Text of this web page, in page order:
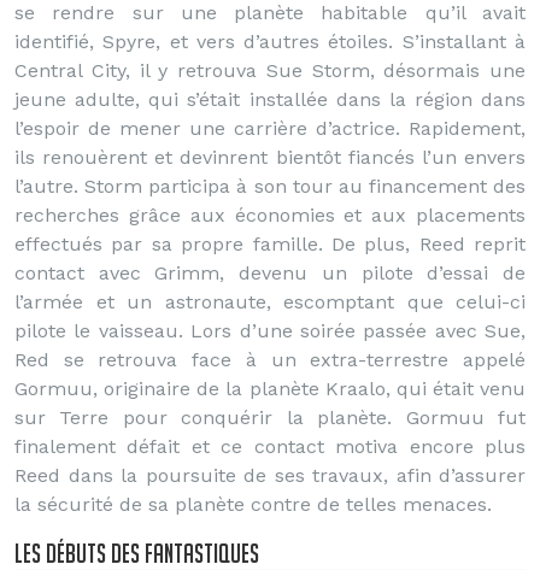
se rendre sur une planète habitable qu’il avait
identifié, Spyre, et vers d’autres étoiles. S’installant à
Central City, il y retrouva Sue Storm, désormais une
jeune adulte, qui s’était installée dans la région dans
l’espoir de mener une carrière d’actrice. Rapidement,
ils renouèrent et devinrent bientôt fiancés l’un envers
l’autre. Storm participa à son tour au financement des
recherches grâce aux économies et aux placements
effectués par sa propre famille. De plus, Reed reprit
contact avec Grimm, devenu un pilote d’essai de
l’armée et un astronaute, escomptant que celui-ci
pilote le vaisseau. Lors d’une soirée passée avec Sue,
Red se retrouva face à un extra-terrestre appelé
Gormuu, originaire de la planète Kraalo, qui était venu
sur Terre pour conquérir la planète. Gormuu fut
finalement défait et ce contact motiva encore plus
Reed dans la poursuite de ses travaux, afin d’assurer
la sécurité de sa planète contre de telles menaces.
Les débuts des Fantastiques